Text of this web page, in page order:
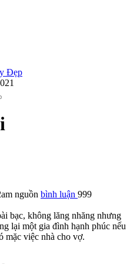
Đẹp
nguồn bình luận 999
bạc, không lăng nhăng nhưng
lại một gia đình hạnh phúc nếu
mặc việc nhà cho vợ.